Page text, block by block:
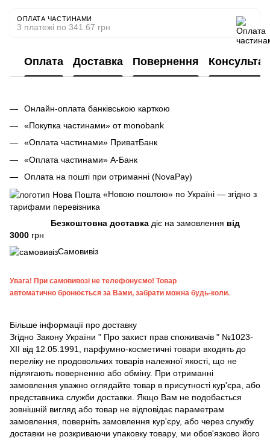
ОПЛАТА ЧАСТИНАМИ
3 платежі по 341.67 грн
Оплата Доставка Повернення
Онлайн-оплата банківською карткою
«Покупка частинами» от monobank
«Оплата частинами» ПриватБанк
«Оплата частинами» А-Банк
Оплата на пошті при отриманні (NovaPay)
«Новою поштою» по Україні — згідно з
тарифами перевізника
Безкоштовна доставка діє на замовлення від
3000 грн
Самовивіз
Увага! При самовивозі не телефонуємо! Товар
автоматично бронюється за Вами, забрати можна будь-коли.
Більше інформації про доставку
Згідно Закону України " Про захист прав споживачів " №1023-
XII від 12.05.1991, парфумно-косметичні товари входять до
переліку не продовольчих товарів належної якості, що не
підлягають поверненню або обміну. При отриманні
замовлення уважно оглядайте товар в присутності кур'єра, або
представника служби доставки. Якщо Вам не подобається
зовнішній вигляд або товар не відповідає параметрам
замовлення, поверніть замовлення кур'єру, або через службу
доставки не розкриваючи упаковку товару, ми обов'язково його